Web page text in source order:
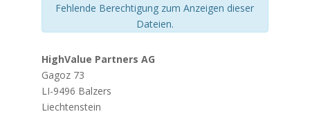
Fehlende Berechtigung zum Anzeigen dieser
Dateien.
HighValue Partners AG
Gagoz 73
LI-9496 Balzers
Liechtenstein